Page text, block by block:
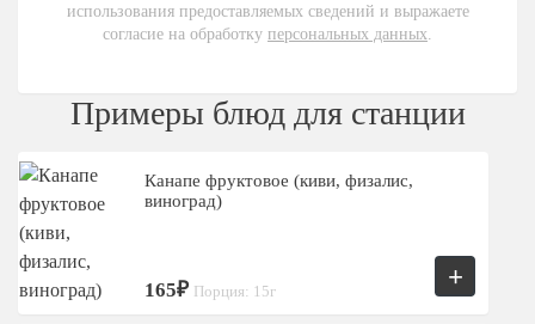
использования предоставляемых сведений и выражаете
согласие на обработку персональных данных.
Примеры блюд для станции
Канапе фруктовое (киви, физалис,
виноград)
165₽ Порция: 15г +